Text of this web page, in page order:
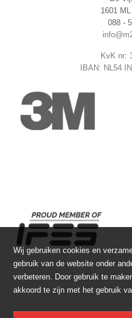
1601
088 -
KvK nr:
IBAN: NL54
Wij gebruiken cookies en
gebruik van de website onder
verbeteren. Door gebruik te
akkoord te zijn met het gebruik